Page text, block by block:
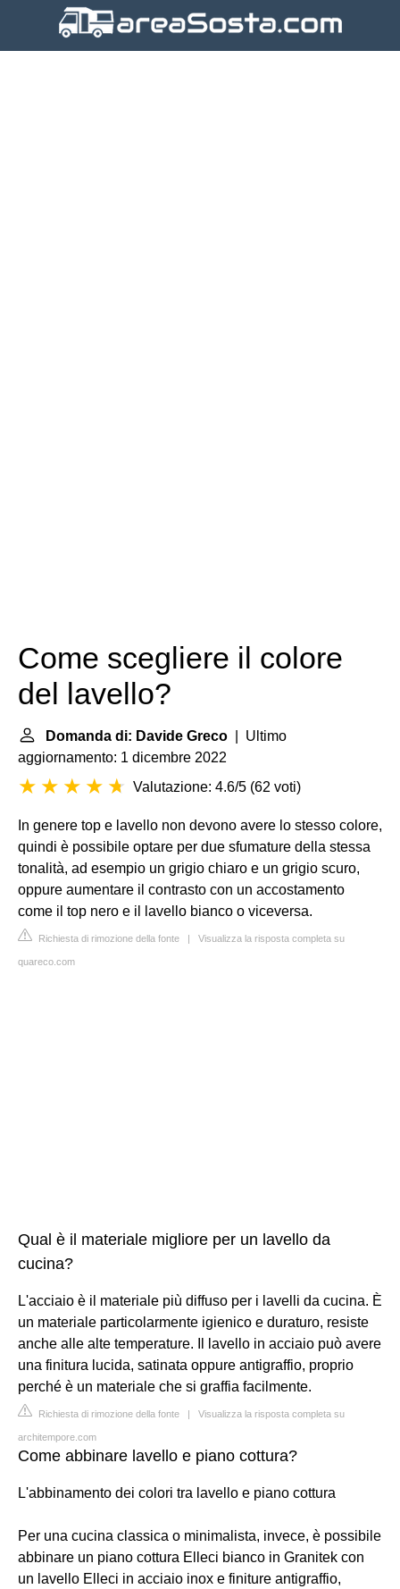
Come scegliere il colore
del lavello?
Domanda di: Davide Greco | Ultimo
aggiornamento: 1 dicembre 2022
Valutazione: 4.6/5 (62 voti)
In genere top e lavello non devono avere lo stesso colore,
quindi è possibile optare per due sfumature della stessa
tonalità, ad esempio un grigio chiaro e un grigio scuro,
oppure aumentare il contrasto con un accostamento
come il top nero e il lavello bianco o viceversa.
Richiesta di rimozione della fonte | Visualizza la risposta completa su
quareco.com
Qual è il materiale migliore per un lavello da
cucina?
L'acciaio è il materiale più diffuso per i lavelli da cucina. È
un materiale particolarmente igienico e duraturo, resiste
anche alle alte temperature. Il lavello in acciaio può avere
una finitura lucida, satinata oppure antigraffio, proprio
perché è un materiale che si graffia facilmente.
Richiesta di rimozione della fonte | Visualizza la risposta completa su
architempore.com
Come abbinare lavello e piano cottura?
L'abbinamento dei colori tra lavello e piano cottura
Per una cucina classica o minimalista, invece, è possibile
abbinare un piano cottura Elleci bianco in Granitek con
un lavello Elleci in acciaio inox e finiture antigraffio,